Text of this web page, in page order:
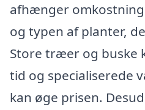
afhænger
og typen af planter,
Store træer og buske
tid og specialiserede
kan øge prisen.